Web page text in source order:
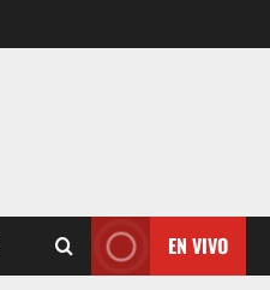
EN VIVO